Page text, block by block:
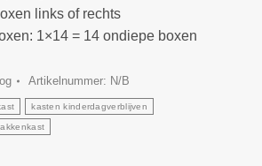
links of rechts
1×14 = 14 ondiepe boxen
Artikelnummer: N/B
kasten kinderdagverblijven